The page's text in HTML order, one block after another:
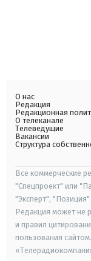
О нас
Редакция
Редакционная
О телеканале
Телеведущие
Вакансии
Структура
Все коммерческие
"Спецпроект" или
"Эксперт",
Редакция может не
и правил
пользования